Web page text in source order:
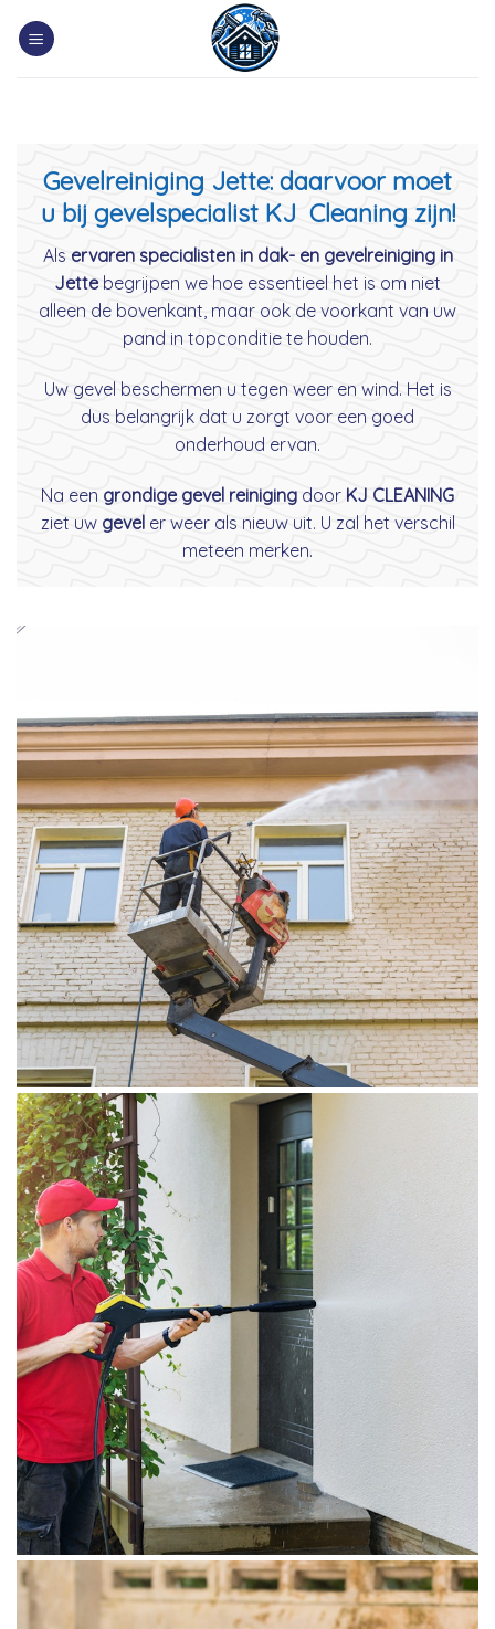
Gevelreiniging Jette: daarvoor moet
u bij gevelspecialist KJ Cleaning zijn!
Als ervaren specialisten in dak- en gevelreiniging in
Jettebegrijpen we hoe essentieel het is om niet
alleen de bovenkant, maar ook de voorkant van uw
pand in topconditie te houden.
Uw gevel beschermen u tegen weer en wind. Het is
dus belangrijk dat u zorgt voor een goed
onderhoud ervan.
Na een grondige gevel reiniging door KJ CLEANING
ziet uw geveler weer als nieuw uit. U zal het verschil
meteen merken.